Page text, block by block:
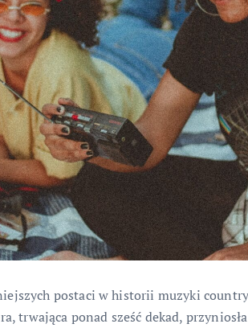
postaci w historii muzyki
trwająca ponad sześć dekad,